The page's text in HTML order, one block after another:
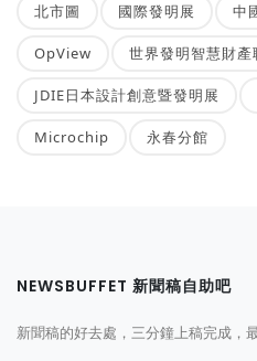
北市圖 國際發明展 中
OpView 世界發明智慧財產
JDIE日本設計創意暨發明展
Microchip 永春分館
NEWSBUFFET 新聞稿自助吧
新聞稿的好去處，三分鐘上稿完成，